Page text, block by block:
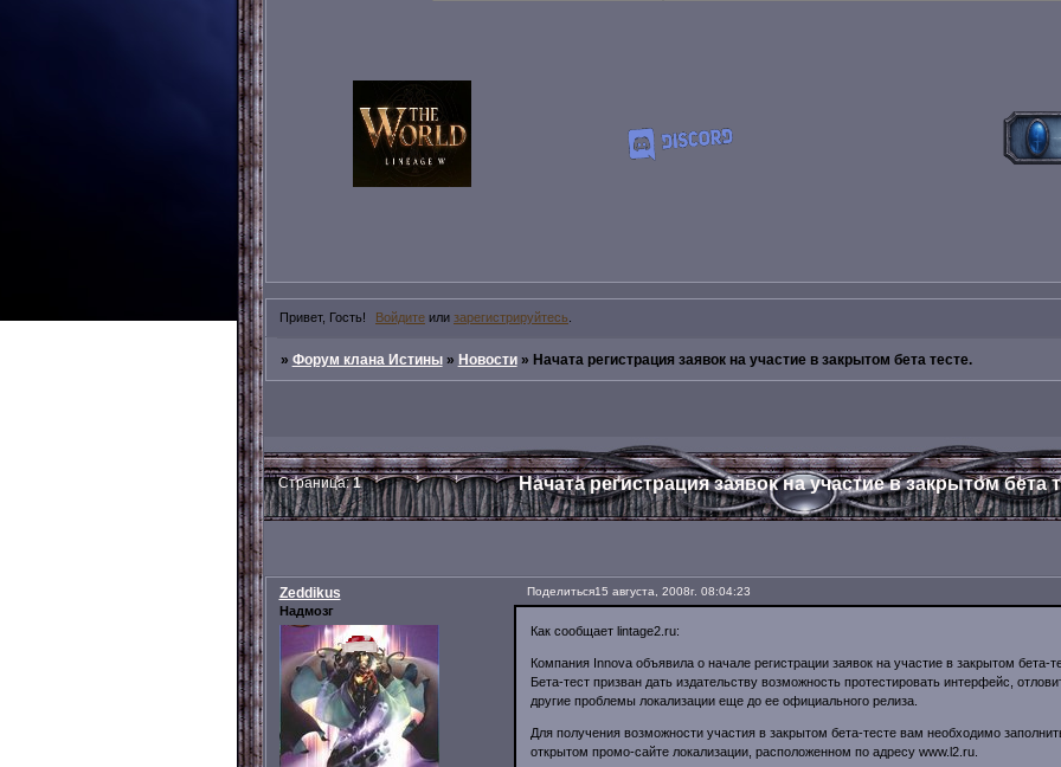
Привет, Гость! Войдите или зарегистрируйтесь
» Форум клана Истины » Новости » Начата регистрация заявок на участие в закрытом бета тесте.
Начата регистрация заявок на участие в закрытом бета
Страница:1
Поделиться15 августа, 2008г. 08:04:23
Zeddikus
Надмозг
Как сообщает lintage2.ru:
Компания Innova объявила о начале регистрации заявок на участие в закрытом бета-
Бета-тест призван дать издательству возможность протестировать интерфейс,
другие проблемы локализации еще до ее официального релиза.
Для получения возможности участия в закрытом бета-тесте вам необходимо
открытом промо-сайте локализации, расположенном по адресу www.l2.ru.